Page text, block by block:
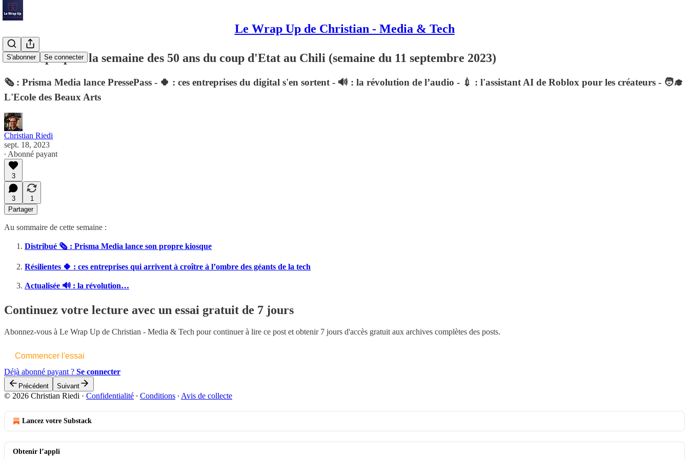
Le Wrap Up de Christian - Media & Tech
S'abonner Se connecter
Le Wrap Up de la semaine des 50 ans du coup d'Etat au Chili (semaine du 11 septembre 2023)
🗞️ : Prisma Media lance PressePass - 🍀 : ces entreprises du digital s'en sortent - 🔊 : la révolution de l’audio - 💉 : l'assistant AI de Roblox pour les créateurs - 🧑‍🎓
L'Ecole des Beaux Arts
Christian Riedi
sept. 18, 2023
∙ Abonné payant
3
3
1
Partager
Au sommaire de cette semaine :
Distribué 🗞️ : Prisma Media lance son propre kiosque
Résilientes 🍀 : ces entreprises qui arrivent à croître à l’ombre des géants de la tech
Actualisée 🔊 : la révolution…
Continuez votre lecture avec un essai gratuit de 7 jours
Abonnez-vous à Le Wrap Up de Christian - Media & Tech pour continuer à lire ce post et obtenir 7 jours d'accès gratuit aux archives complètes des posts.
Commencer l'essai
Déjà abonné payant ? Se connecter
Précédent Suivant
© 2026 Christian Riedi · Confidentialité ∙ Conditions ∙ Avis de collecte
Lancez votre Substack
Obtenir l’appli